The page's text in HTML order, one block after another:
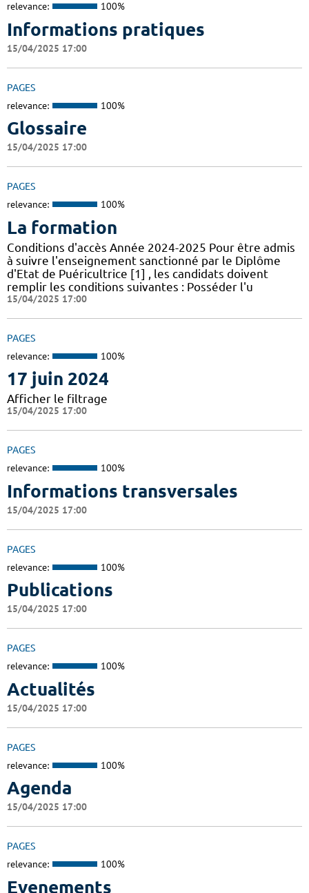
relevance: 100%
Informations pratiques
15/04/2025 17:00
PAGES
relevance: 100%
Glossaire
15/04/2025 17:00
PAGES
relevance: 100%
La formation
Conditions d'accès Année 2024-2025 Pour être admis
à suivre l'enseignement sanctionné par le Diplôme
d'Etat de Puéricultrice [1] , les candidats doivent
remplir les conditions suivantes : Posséder l'u
15/04/2025 17:00
PAGES
relevance: 100%
17 juin 2024
Afficher le filtrage
15/04/2025 17:00
PAGES
relevance: 100%
Informations transversales
15/04/2025 17:00
PAGES
relevance: 100%
Publications
15/04/2025 17:00
PAGES
relevance: 100%
Actualités
15/04/2025 17:00
PAGES
relevance: 100%
Agenda
15/04/2025 17:00
PAGES
relevance: 100%
Evenements